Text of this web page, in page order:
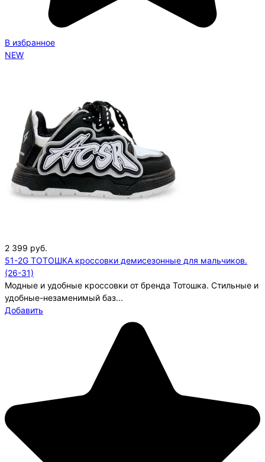
В избранное
NEW
2 399 руб.
51-2G ТОТОШКА кроссовки демисезонные для мальчиков.
(26-31)
Модные и удобные кроссовки от бренда Тотошка. Стильные и
удобные-незаменимый баз...
Добавить